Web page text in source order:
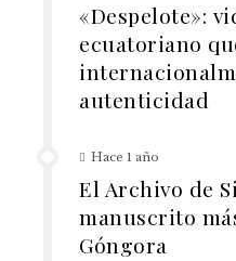
«Despelote»:
ecuatoriano
autenticidad
Hace 1 año
El Archivo de
manuscrito
Góngora